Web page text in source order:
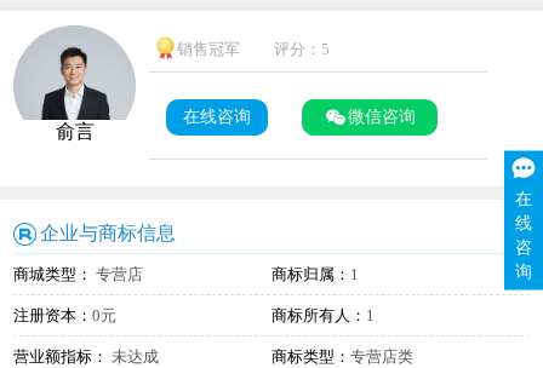
俞言
销售冠军 评分：5
在线咨询 微信咨询
企业与商标信息
商城类型： 专营店 商标归属： 1
注册资本：0元 商标所有人： 1
营业额指标： 未达成 商标类型： 专营店类
在
线
咨
询